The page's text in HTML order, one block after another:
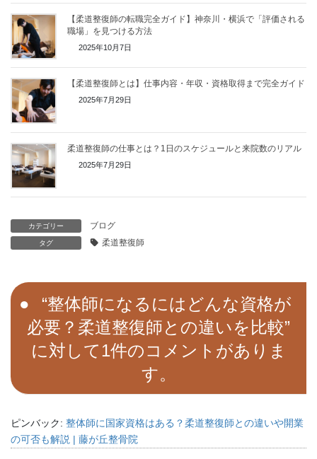
【柔道整復師の転職完全ガイド】神奈川・横浜で「評価される
職場」を見つける方法
2025年10月7日
【柔道整復師とは】仕事内容・年収・資格取得まで完全ガイド
2025年7月29日
柔道整復師の仕事とは？1日のスケジュールと来院数のリアル
2025年7月29日
カテゴリー ブログ
タグ 柔道整復師
“整体師になるにはどんな資格が
必要？柔道整復師との違いを比較”
に対して1件のコメントがありま
す。
ピンバック: 整体師に国家資格はある？柔道整復師との違いや開業
の可否も解説 | 藤が丘整骨院